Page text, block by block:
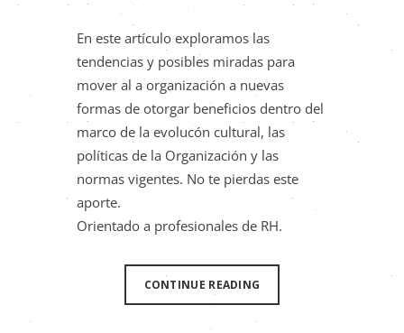
En este artículo exploramos las
tendencias y posibles miradas para
mover al a organización a nuevas
formas de otorgar beneficios dentro del
marco de la evolucón cultural, las
políticas de la Organización y las
normas vigentes. No te pierdas este
aporte.
Orientado a profesionales de RH.
CONTINUE READING